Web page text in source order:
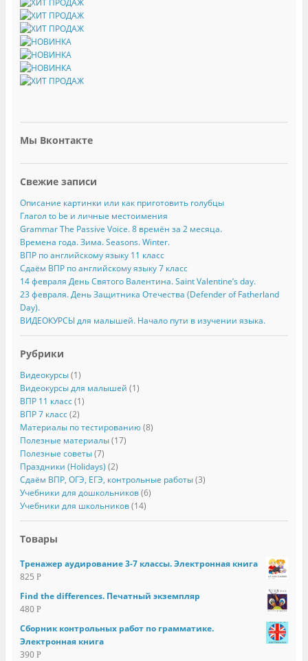
Мы Вконтакте
Свежие записи
Описание картинки или как приготовить голубцы
Глагол to be и личные местоимения
Grammar The Passive Voice. 8 времён за 2 месяца.
Времена года. Зима. Seasons. Winter.
ВПР по английскому языку 11 класс
Сдаём ВПР по английскому языку 7 класс
14 февраля День Святого Валентина. Saint Valentine’s day.
23 февраля. День Защитника Отечества (Defender of Fatherland
Day).
ВИДЕОКУРСЫ для малышей. Начало пути в изучении языка.
Рубрики
Видеокурсы(1)
Видеокурсы для малышей (1)
ВПР 11 класс(1)
ВПР 7 класс(2)
Материалы по тестированию(8)
Полезные материалы(17)
Полезные советы(7)
Праздники (Holidays) (2)
Сдаём ВПР, ОГЭ, ЕГЭ, контрольные работы(3)
Учебники для дошкольников(6)
Учебники для школьников(14)
Товары
Тренажер аудирование 3-7 классы. Электронная книга
825 Р
Find the differences. Печатный экземпляр
480 Р
Сборник контрольных работ по грамматике.
Электронная книга
390 Р